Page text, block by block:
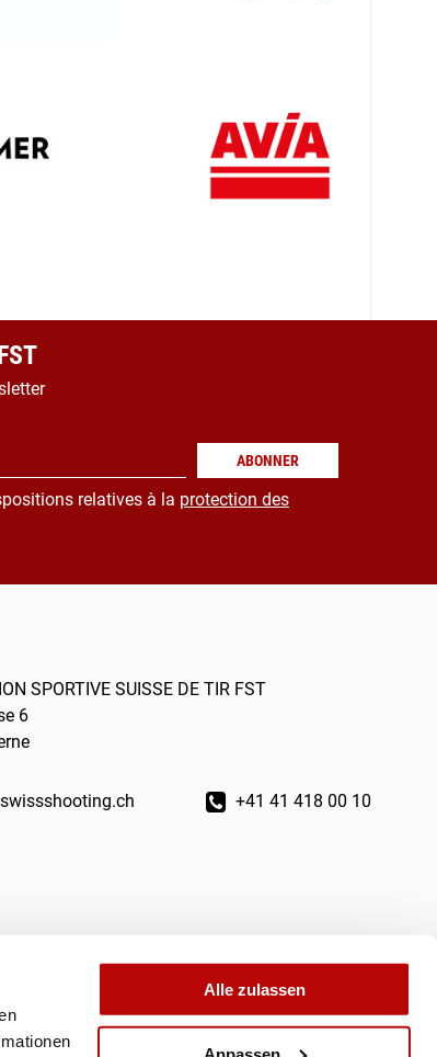
Alle zulassen
ABONNER
relatives à la protection des
SPORTIVE SUISSE DE TIR FST
6
+41 41 418 00 10